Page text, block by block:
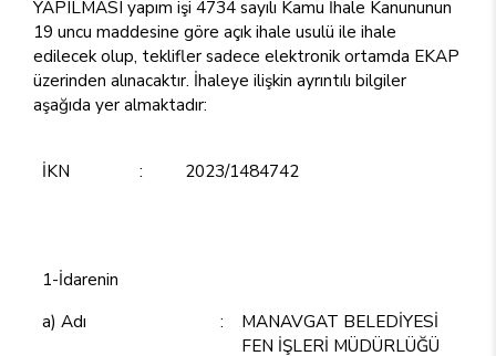
YAPILMASI yapım işi 4734 sayılı Kamu İhale Kanununun
19 uncu maddesine göre açık ihale usulü ile ihale
edilecek olup, teklifler sadece elektronik ortamda EKAP
üzerinden alınacaktır. İhaleye ilişkin ayrıntılı bilgiler
aşağıda yer almaktadır:
İKN : 2023/1484742
1-İdarenin
a) Adı
:
MANAVGAT BELEDİYESİ
FEN İŞLERİ MÜDÜRLÜĞÜ